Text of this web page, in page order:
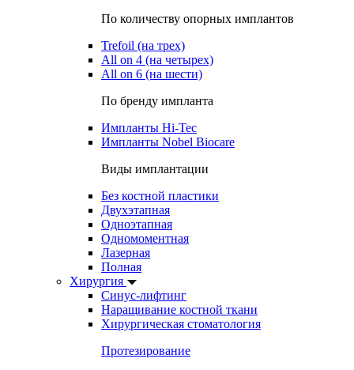
По количеству опорных имплантов
Trefoil (на трех)
All on 4 (на четырех)
All on 6 (на шести)
По бренду импланта
Импланты Hi-Tec
Импланты Nobel Biocare
Виды имплантации
Без костной пластики
Двухэтапная
Одноэтапная
Одномоментная
Лазерная
Полная
Хирургия
Синус-лифтинг
Наращивание костной ткани
Хирургическая стоматология
Протезирование